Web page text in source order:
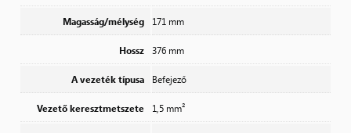
Magasság/mélység 171 mm
Hossz 376 mm
A vezeték típusa Befejező
Vezető keresztmetszete 1,5 mm²